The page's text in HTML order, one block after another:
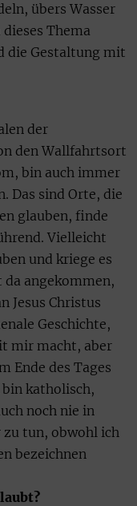
übers Wasser
Thema
die Gestaltung mit
der
den Wallfahrtsort
bin auch immer
Das sind Orte, die
glauben, finde
Vielleicht
und kriege es
angekommen,
Jesus Christus
Geschichte,
mir macht, aber
Ende des Tages
katholisch,
noch nie in
zu tun, obwohl ich
bezeichnen